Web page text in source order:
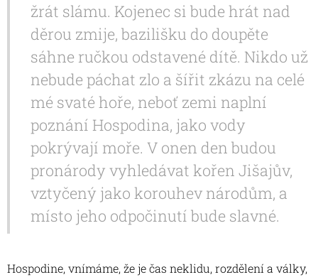
žrát slámu. Kojenec si bude hrát nad
děrou zmije, bazilišku do doupěte
sáhne ručkou odstavené dítě. Nikdo už
nebude páchat zlo a šířit zkázu na celé
mé svaté hoře, neboť zemi naplní
poznání Hospodina, jako vody
pokrývají moře. V onen den budou
pronárody vyhledávat kořen Jišajův,
vztyčený jako korouhev národům, a
místo jeho odpočinutí bude slavné.
Hospodine, vnímáme, že je čas neklidu, rozdělení a války,